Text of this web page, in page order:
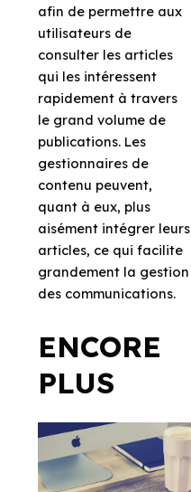
afin de permettre aux
utilisateurs de
consulter les articles
qui les intéressent
rapidement à travers
le grand volume de
publications. Les
gestionnaires de
contenu peuvent,
quant à eux, plus
aisément intégrer leurs
articles, ce qui facilite
grandement la gestion
des communications.
ENCORE
PLUS